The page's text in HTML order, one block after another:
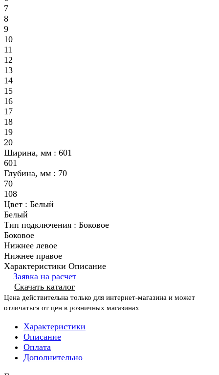
7
8
9
10
11
12
13
14
15
16
17
18
19
20
Ширина, мм : 601
601
Глубина, мм : 70
70
108
Цвет : Белый
Белый
Тип подключения : Боковое
Боковое
Нижнее левое
Нижнее правое
Характеристики Описание
Заявка на расчет
Скачать каталог
Цена действительна только для интернет-магазина и может
отличаться от цен в розничных магазинах
Характеристики
Описание
Оплата
Дополнительно